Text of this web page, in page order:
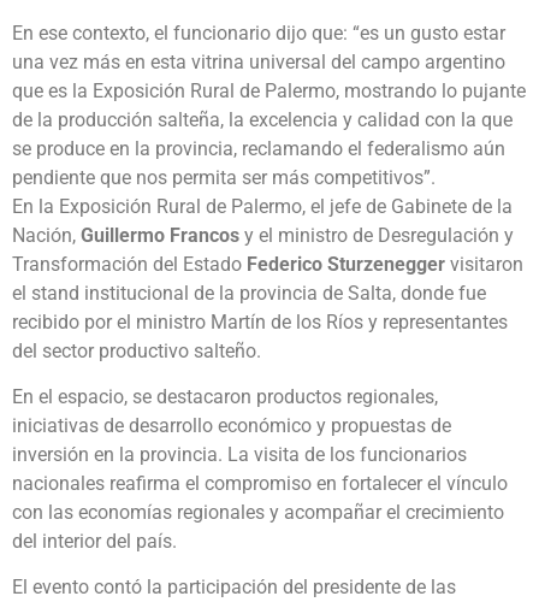
En ese contexto, el funcionario dijo que: “es un gusto estar
una vez más en esta vitrina universal del campo argentino
que es la Exposición Rural de Palermo, mostrando lo pujante
de la producción salteña, la excelencia y calidad con la que
se produce en la provincia, reclamando el federalismo aún
pendiente que nos permita ser más competitivos”.
En la Exposición Rural de Palermo, el jefe de Gabinete de la
Nación, Guillermo Francos y el ministro de Desregulación y
Transformación del Estado Federico Sturzenegger visitaron
el stand institucional de la provincia de Salta, donde fue
recibido por el ministro Martín de los Ríos y representantes
del sector productivo salteño.
En el espacio, se destacaron productos regionales,
iniciativas de desarrollo económico y propuestas de
inversión en la provincia. La visita de los funcionarios
nacionales reafirma el compromiso en fortalecer el vínculo
con las economías regionales y acompañar el crecimiento
del interior del país.
El evento contó la participación del presidente de las